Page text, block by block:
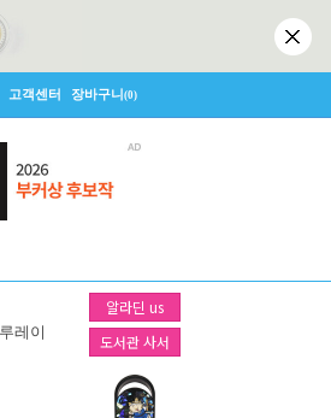
고객센터 장바구니(0)
알라딘 us
도서관 사서
레이